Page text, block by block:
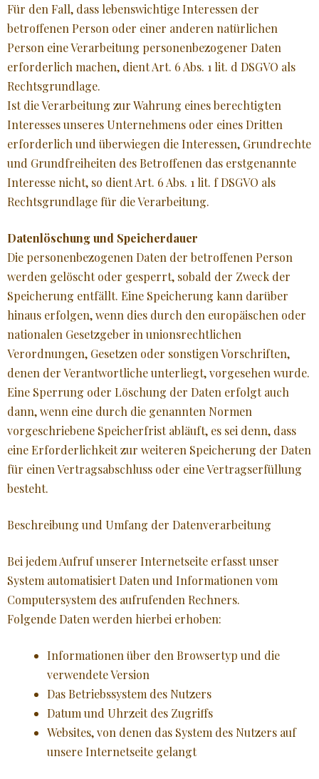
Für den Fall, dass lebenswichtige Interessen der
betroffenen Person oder einer anderen natürlichen
Person eine Verarbeitung personenbezogener Daten
erforderlich machen, dient Art. 6 Abs. 1 lit. d DSGVO als
Rechtsgrundlage.
Ist die Verarbeitung zur Wahrung eines berechtigten
Interesses unseres Unternehmens oder eines Dritten
erforderlich und überwiegen die Interessen, Grundrechte
und Grundfreiheiten des Betroffenen das erstgenannte
Interesse nicht, so dient Art. 6 Abs. 1 lit. f DSGVO als
Rechtsgrundlage für die Verarbeitung.
Datenlöschung und Speicherdauer
Die personenbezogenen Daten der betroffenen Person
werden gelöscht oder gesperrt, sobald der Zweck der
Speicherung entfällt. Eine Speicherung kann darüber
hinaus erfolgen, wenn dies durch den europäischen oder
nationalen Gesetzgeber in unionsrechtlichen
Verordnungen, Gesetzen oder sonstigen Vorschriften,
denen der Verantwortliche unterliegt, vorgesehen wurde.
Eine Sperrung oder Löschung der Daten erfolgt auch
dann, wenn eine durch die genannten Normen
vorgeschriebene Speicherfrist abläuft, es sei denn, dass
eine Erforderlichkeit zur weiteren Speicherung der Daten
für einen Vertragsabschluss oder eine Vertragserfüllung
besteht.
Beschreibung und Umfang der Datenverarbeitung
Bei jedem Aufruf unserer Internetseite erfasst unser
System automatisiert Daten und Informationen vom
Computersystem des aufrufenden Rechners.
Folgende Daten werden hierbei erhoben:
Informationen über den Browsertyp und die
verwendete Version
Das Betriebssystem des Nutzers
Datum und Uhrzeit des Zugriffs
Websites, von denen das System des Nutzers auf
unsere Internetseite gelangt